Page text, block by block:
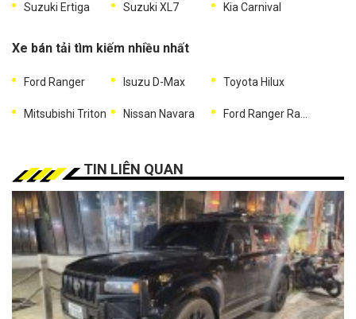
Suzuki Ertiga Suzuki XL7 Kia Carnival
Xe bán tải tìm kiếm nhiều nhất
Ford Ranger Isuzu D-Max Toyota Hilux
Mitsubishi Triton Nissan Navara
TIN LIÊN QUAN